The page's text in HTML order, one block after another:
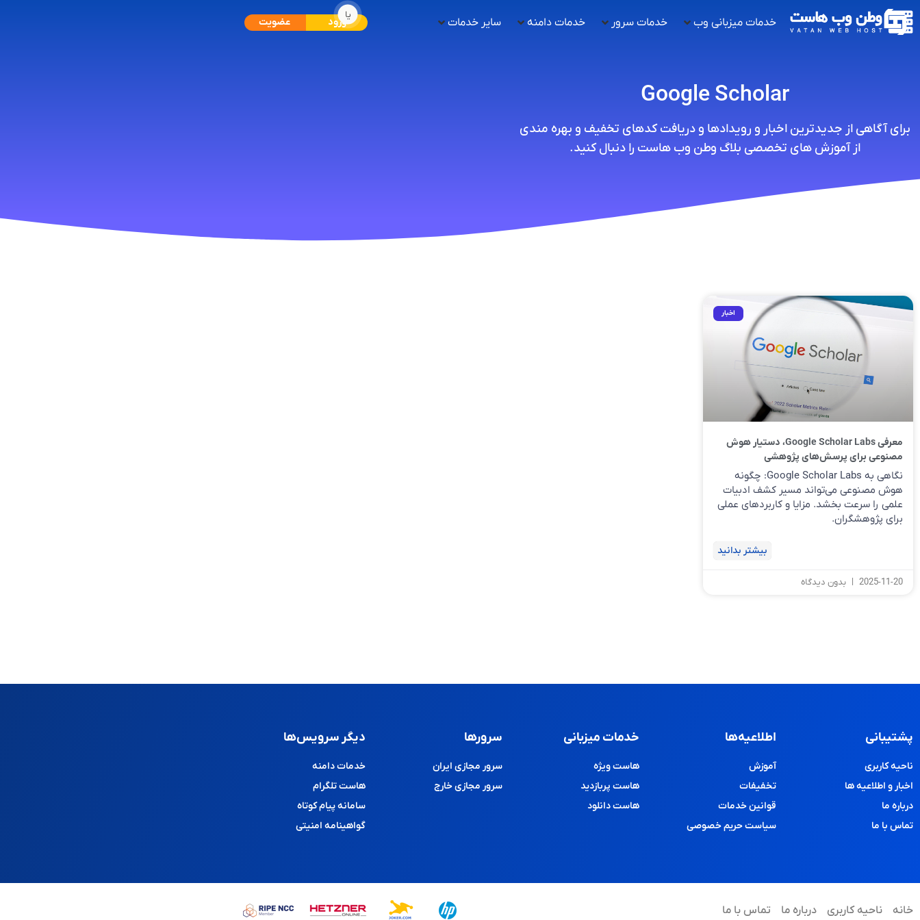
خدمات میزبانی وب خدمات سرور خدمات دامنه سایر خدمات ورود
یا
عضویت
Google Scholar
برای آگاهی از جدیدترین اخبار و رویدادها و دریافت کدهای تخفیف و بهره مندی
از آموزش های تخصصی بلاگ وطن وب هاست را دنبال کنید.
اخبار
معرفی Google Scholar Labs، دستیار هوش
مصنوعی برای پرسش‌های پژوهشی
نگاهی به Google Scholar Labs: چگونه
هوش مصنوعی می‌تواند مسیر کشف ادبیات
علمی را سرعت بخشد. مزایا و کاربردهای عملی
برای پژوهشگران.
بیشتر بدانید
2025-11-20 بدون دیدگاه
پشتیبانی
ناحیه کاربری
اخبار و اطلاعیه ها
درباره ما
تماس با ما
اطلاعیه‌ها
آموزش
تخفیفات
قوانین خدمات
سیاست حریم خصوصی
خدمات میزبانی
هاست ویژه
هاست پربازدید
هاست دانلود
سرورها
سرور مجازی ایران
سرور مجازی خارج
دیگر سرویس‌ها
خدمات دامنه
هاست تلگرام
سامانه پیام کوتاه
گواهینامه امنیتی
خانه ناحیه کاربری درباره ما تماس با ما